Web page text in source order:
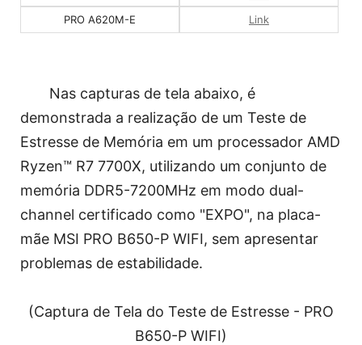
PRO A620M-E Link
Nas capturas de tela abaixo, é
demonstrada a realização de um Teste de
Estresse de Memória em um processador AMD
Ryzen™ R7 7700X, utilizando um conjunto de
memória DDR5-7200MHz em modo dual-
channel certificado como "EXPO", na placa-
mãe MSI PRO B650-P WIFI, sem apresentar
problemas de estabilidade.
(Captura de Tela do Teste de Estresse - PRO
B650-P WIFI)